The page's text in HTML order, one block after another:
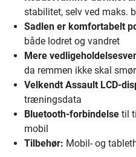
stabilitet, selv ved maks.
Sadlen er komfortabelt
både lodret og vandret
Mere
da remmen ikke skal
Velkendt Assault LCD-
træningsdata
Bluetooth-forbindelse til
mobil
Tilbehør: Mobil- og